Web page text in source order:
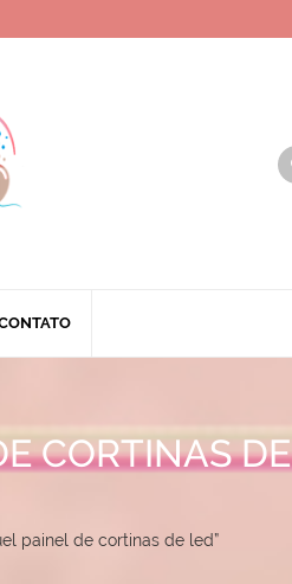
CORTINAS DE
painel de cortinas de led”